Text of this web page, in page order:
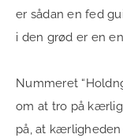
er sådan en fed
i den grød er en
Nummeret
om at tro på
på, at